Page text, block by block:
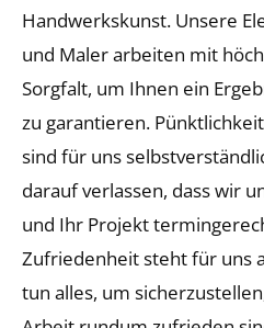
Handwerkskunst. Unsere
und Maler arbeiten mit
Sorgfalt, um Ihnen ein
zu garantieren.
sind für uns
darauf verlassen, dass wir
und Ihr Projekt
Zufriedenheit steht für uns
tun alles, um